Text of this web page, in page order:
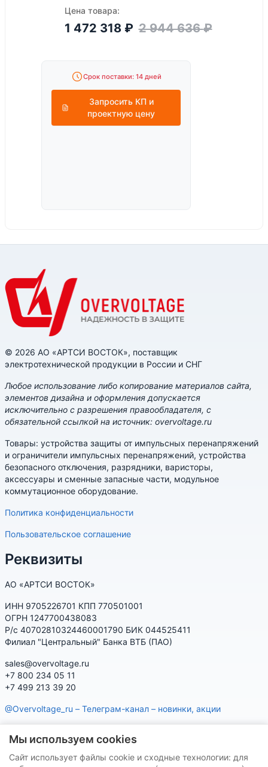
Цена товара:
1 472 318 ₽ 2 944 636₽
Срок поставки: 14 дней
Запросить КП и
проектную цену
© 2026 АО «АРТСИ ВОСТОК», поставщик
электротехнической продукции в России и СНГ
Любое использование либо копирование материалов сайта,
элементов дизайна и оформления допускается
исключительно с разрешения правообладателя, с
обязательной ссылкой на источник: overvoltage.ru
Товары: устройства защиты от импульсных перенапряжений
и ограничители импульсных перенапряжений, устройства
безопасного отключения, разрядники, варисторы,
аксессуары и сменные запасные части, модульное
коммутационное оборудование.
Политика конфиденциальности
Пользовательское соглашение
Реквизиты
АО «АРТСИ ВОСТОК»
ИНН 9705226701 КПП 770501001
ОГРН 1247700438083
Р/с 40702810324460001790 БИК 044525411
Филиал "Центральный" Банка ВТБ (ПАО)
sales@overvoltage.ru
+7 800 234 05 11
+7 499 213 39 20
@Overvoltage_ru – Телеграм-канал – новинки, акции
характеристики, наличие, подбор
Нашу продукцию Вы можете приобрести на маркетплейсах
Мы используем cookies
Сайт использует файлы cookie и сходные технологии: для